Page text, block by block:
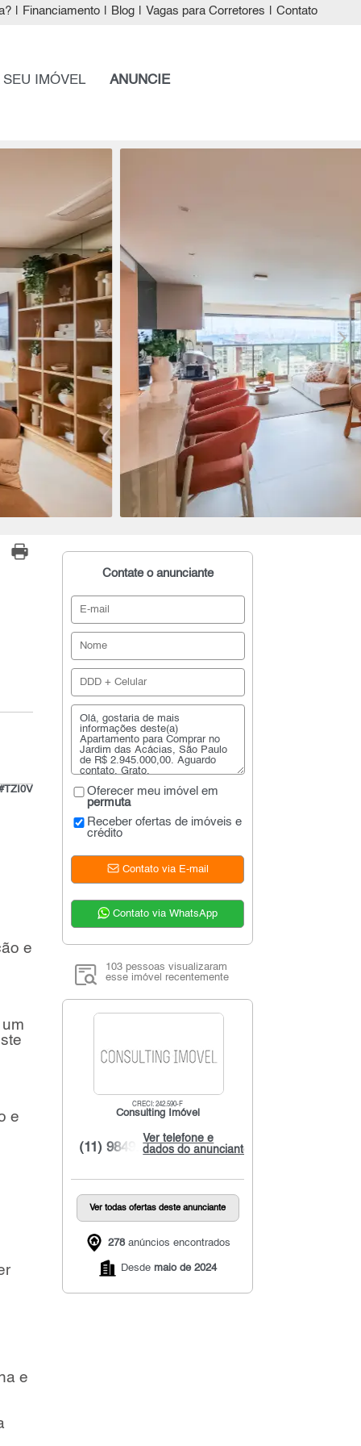
Financiamento Blog Vagas para Corretores Contato
IMÓVEL ANUNCIE
e
e
e
Contate o anunciante
Oferecer meu imóvel em
permuta
Receber ofertas de imóveis e
crédito
Contato via E-mail
Contato via WhatsApp
103 pessoas visualizaram
esse imóvel recentemente
CRECI: 242.590-F
Consulting Imóvel
Ver telefone e
dados do anunciante
(11) 9849...
Ver todas ofertas deste anunciante
278anúncios encontrados
Desde maio de 2024